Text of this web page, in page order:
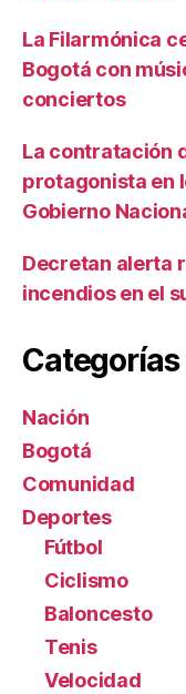
La Filarmónica
Bogotá con
conciertos
La contratación
protagonista en
Gobierno
Decretan alerta
incendios en el
Categorías
Nación
Bogotá
Comunidad
Deportes
Fútbol
Ciclismo
Baloncesto
Tenis
Velocidad